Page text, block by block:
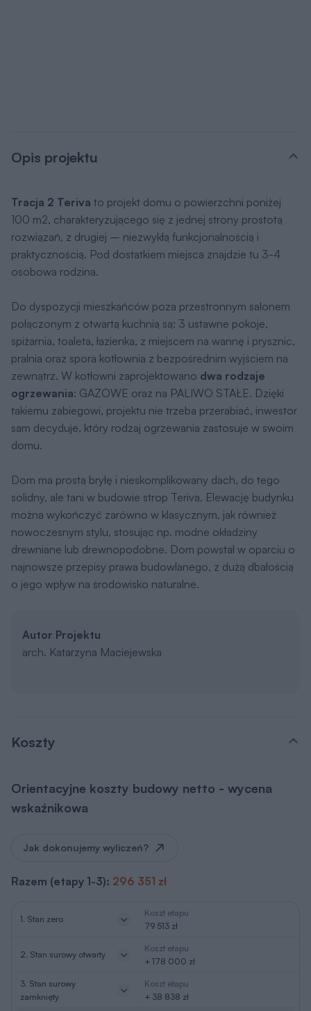
Opis projektu
Tracja 2 Teriva to projekt domu o powierzchni poniżej
100 m2, charakteryzującego się z jednej strony prostotą
rozwiązań, z drugiej – niezwykłą funkcjonalnością i
praktycznością. Pod dostatkiem miejsca znajdzie tu 3-4
osobowa rodzina.
Do dyspozycji mieszkańców poza przestronnym salonem
połączonym z otwartą kuchnią są: 3 ustawne pokoje,
spiżarnia, toaleta, łazienka, z miejscem na wannę i prysznic,
pralnia oraz spora kotłownia z bezpośrednim wyjściem na
zewnątrz. W kotłowni zaprojektowano dwa rodzaje
ogrzewania: GAZOWE oraz na PALIWO STAŁE. Dzięki
takiemu zabiegowi, projektu nie trzeba przerabiać, inwestor
sam decyduje, który rodzaj ogrzewania zastosuje w swoim
domu.
Dom ma prostą bryłę i nieskomplikowany dach, do tego
solidny, ale tani w budowie strop Teriva. Elewację budynku
można wykończyć zarówno w klasycznym, jak również
nowoczesnym stylu, stosując np. modne okładziny
drewniane lub drewnopodobne. Dom powstał w oparciu o
najnowsze przepisy prawa budowlanego, z dużą dbałością
o jego wpływ na środowisko naturalne.
Autor Projektu
arch. Katarzyna Maciejewska
Koszty
Orientacyjne koszty budowy netto - wycena
wskaźnikowa
Jak dokonujemy wyliczeń?
Razem (etapy 1-3): 296 351 zł
1. Stan zero
Koszt etapu
79 513 zł
2. Stan surowy otwarty
Koszt etapu
+ 178 000 zł
3. Stan surowy
zamknięty
Koszt etapu
+ 38 838 zł